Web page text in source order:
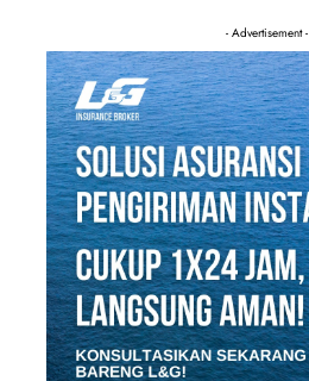
- Advertisement -